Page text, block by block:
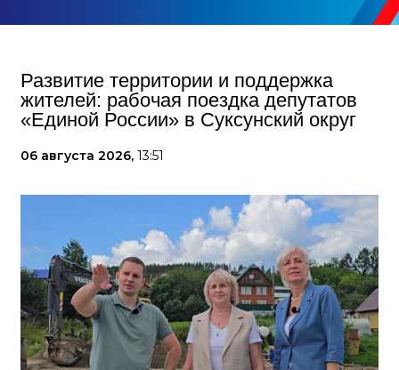
Развитие территории и поддержка
жителей: рабочая поездка депутатов
«Единой России» в Суксунский округ
06 августа 2026, 13:51